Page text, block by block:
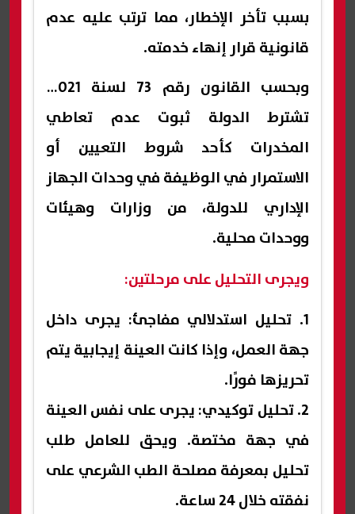
بسبب تأخر الإخطار، مما ترتب عليه عدم
قانونية قرار إنهاء خدمته.
وبحسب القانون رقم 73 لسنة 2021،
تشترط الدولة ثبوت عدم تعاطي
المخدرات كأحد شروط التعيين أو
الاستمرار في الوظيفة في وحدات الجهاز
الإداري للدولة، من وزارات وهيئات
ووحدات محلية.
ويجرى التحليل على مرحلتين:
1. تحليل استدلالي مفاجئ: يجرى داخل
جهة العمل، وإذا كانت العينة إيجابية يتم
تحريزها فورًا.
2. تحليل توكيدي: يجرى على نفس العينة
في جهة مختصة. ويحق للعامل طلب
تحليل بمعرفة مصلحة الطب الشرعي على
نفقته خلال 24 ساعة.